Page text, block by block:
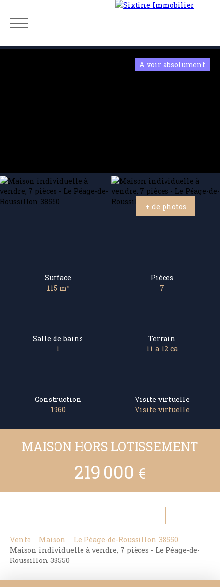
A voir absolument
+ de photos
Surface
115 m²
Pièces
7
Salle de bains
1
Terrain
11 a 12 ca
Construction
1960
Visite virtuelle
Visite virtuelle
MAISON HORS LOTISSEMENT
219 000 €
Vente Maison
Le Péage-de-Roussillon 38550
Maison individuelle à vendre, 7 pièces - Le Péage-de-
Roussillon 38550